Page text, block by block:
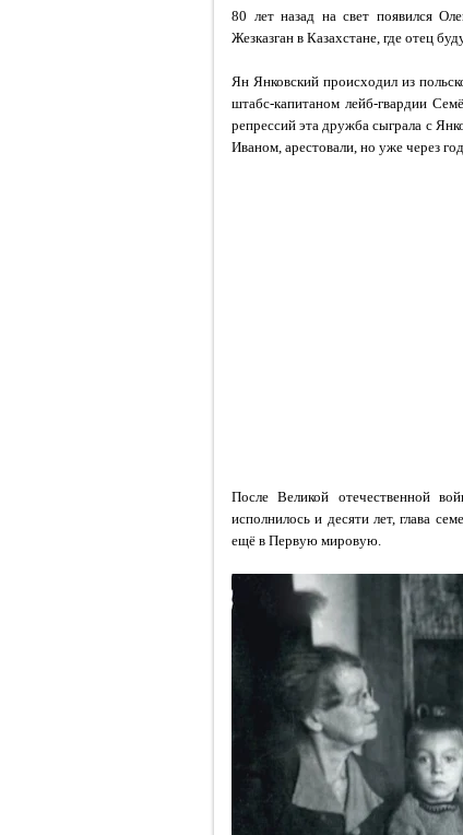
80 лет назад на свет появился
Жезказган в Казахстане, где отец
Ян Янковский происходил из
штабс-капитаном лейб-гвардии
репрессий эта дружба сыграла с
Иваном, арестовали, но уже через
После Великой отечественной
исполнилось и десяти лет, глава
ещё в Первую мировую.